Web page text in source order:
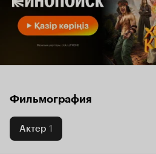
Фильмография
Актер 1